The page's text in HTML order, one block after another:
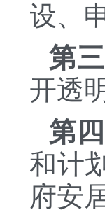
设、
第
开透
第
和计
府安